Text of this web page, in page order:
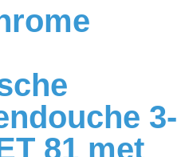
3-
81 met